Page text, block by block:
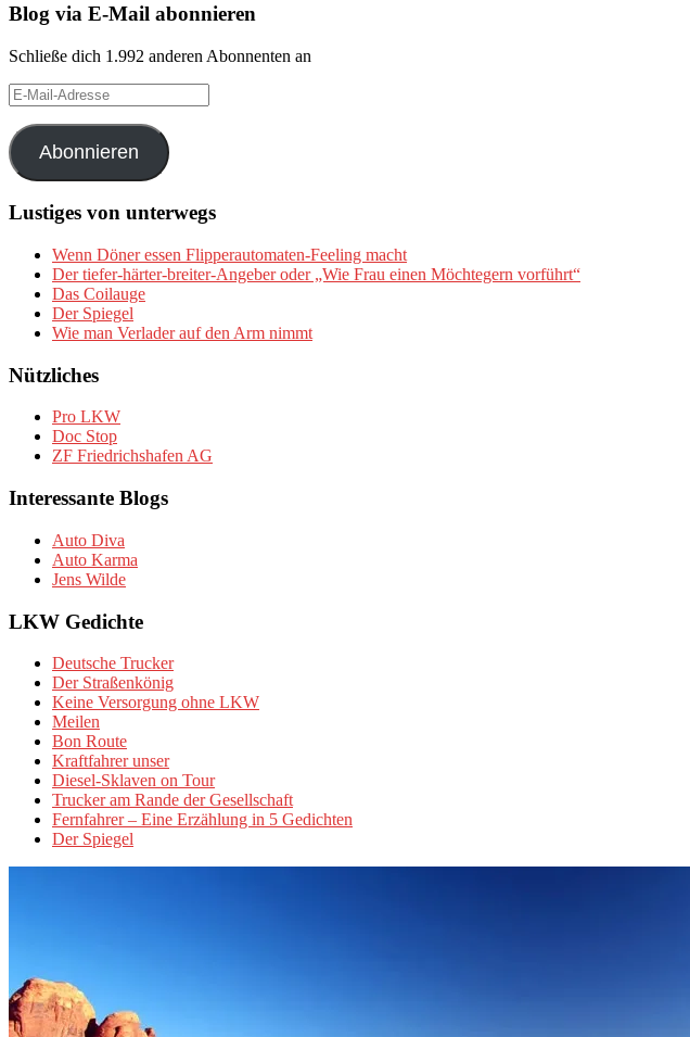
Blog via E-Mail abonnieren
Schließe dich 1.992 anderen Abonnenten an
E-
Mail-
Adresse
Abonnieren
Lustiges von unterwegs
Wenn Döner essen Flipperautomaten-Feeling macht
Der tiefer-härter-breiter-Angeber oder „Wie Frau einen Möchtegern vorführt“
Das Coilauge
Der Spiegel
Wie man Verlader auf den Arm nimmt
Nützliches
Pro LKW
Doc Stop
ZF Friedrichshafen AG
Interessante Blogs
Auto Diva
Auto Karma
Jens Wilde
LKW Gedichte
Deutsche Trucker
Der Straßenkönig
Keine Versorgung ohne LKW
Meilen
Bon Route
Kraftfahrer unser
Diesel-Sklaven on Tour
Trucker am Rande der Gesellschaft
Fernfahrer – Eine Erzählung in 5 Gedichten
Der Spiegel